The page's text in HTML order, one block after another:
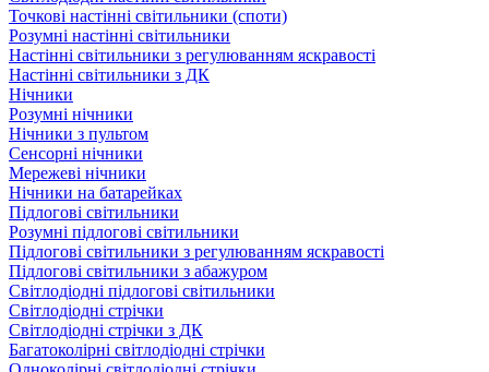
Точкові настінні світильники (споти)
Розумні настінні світильники
Настінні світильники з регулюванням яскравості
Настінні світильники з ДК
Нічники
Розумні нічники
Нічники з пультом
Сенсорні нічники
Мережеві нічники
Нічники на батарейках
Підлогові світильники
Розумні підлогові світильники
Підлогові світильники з регулюванням яскравості
Підлогові світильники з абажуром
Світлодіодні підлогові світильники
Світлодіодні стрічки
Світлодіодні стрічки з ДК
Багатоколірні світлодіодні стрічки